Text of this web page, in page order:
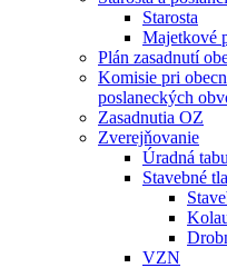
Starosta
Majetkové
Plán zasadnutí
Komisie pri
poslaneckých
Zasadnutia OZ
Zverejňovanie
Úradná
Stavebné
VZN